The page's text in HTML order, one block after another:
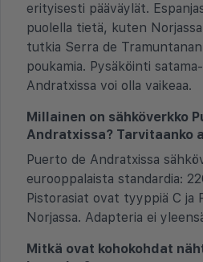
erityisesti pääväylät.
puolella tietä, kuten
tutkia Serra de
poukamia. Pysäköinti
Andratxissa voi olla vaikeaa.
Millainen on sähköverkko
Andratxissa? Tarvitaanko
Puerto de Andratxissa
eurooppalaista standardia:
Pistorasiat ovat tyyppiä C ja
Norjassa. Adapteria ei
Mitkä ovat kohokohdat